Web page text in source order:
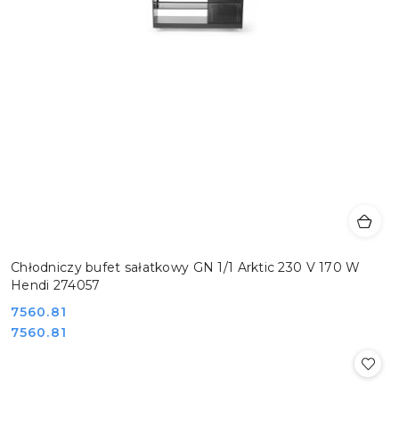
Chłodniczy bufet sałatkowy GN 1/1 Arktic 230 V 170 W
Hendi 274057
Cena:
7560.81
Cena:
7560.81